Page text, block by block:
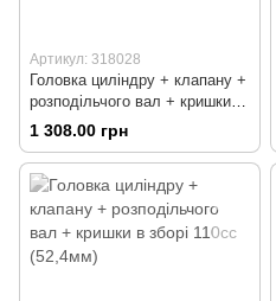
Артикул: 318028
Головка циліндру + клапану +
розподільчого вал + кришки в
зборі 110сс (52,4мм)
1 308.00 грн